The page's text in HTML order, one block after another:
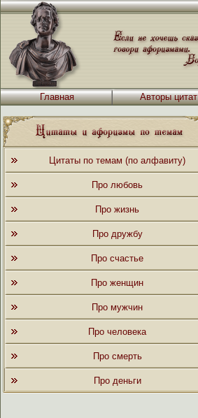
Главная Авторы цитат
Цитаты по темам (по алфавиту)
Про любовь
Про жизнь
Про дружбу
Про счастье
Про женщин
Про мужчин
Про человека
Про смерть
Про деньги